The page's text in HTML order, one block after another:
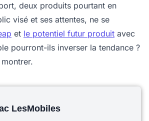
deux produits pourtant en
visé et ses attentes, ne se
et le potentiel futur produit avec
pourront-ils inverser la tendance ?
LesMobiles